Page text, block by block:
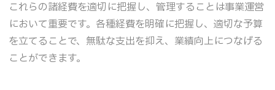
これらの諸経費を適切に把握し、管理することは事業運営
において重要です。各種経費を明確に把握し、適切な予算
を立てることで、無駄な支出を抑え、業績向上につなげる
ことができます。